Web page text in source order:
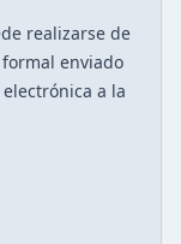
realizarse de
enviado
a la